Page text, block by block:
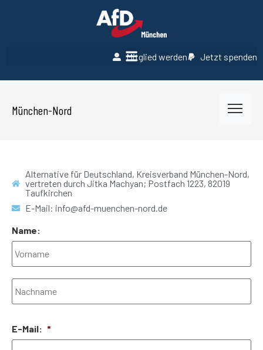
Mitglied werden Jetzt spenden
München-Nord
Alternative für Deutschland, Kreisverband München-Nord,
vertreten durch Jitka Machyan; Postfach 1223, 82019
Taufkirchen
E-Mail: info@afd-muenchen-nord.de
Name:
E-Mail: *